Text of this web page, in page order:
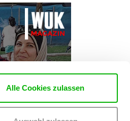
Alle Cookies zulassen